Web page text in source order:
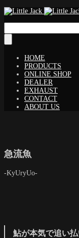
HOME
PRODUCTS
ONLINE SHOP
DEALER
EXHAUST
CONTACT
ABOUT US
急流魚
-KyUryUo-
鮎が本気で追い